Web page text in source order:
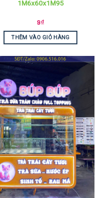
1M6x60x1M95
9₫
THÊM VÀO GIỎ HÀNG